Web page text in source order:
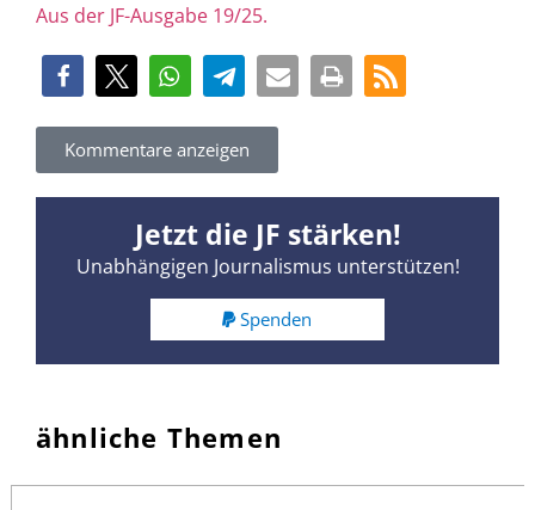
Aus der JF-Ausgabe 19/25.
Kommentare anzeigen
Jetzt die JF stärken!
Unabhängigen Journalismus unterstützen!
Spenden
ähnliche Themen